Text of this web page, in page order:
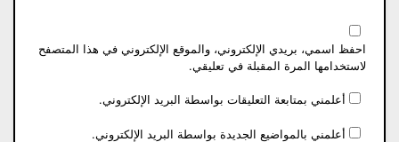
احفظ اسمي، بريدي الإلكتروني، والموقع الإلكتروني في هذا المتصفح
لاستخدامها المرة المقبلة في تعليقي.
أعلمني بمتابعة التعليقات بواسطة البريد الإلكتروني.
أعلمني بالمواضيع الجديدة بواسطة البريد الإلكتروني.